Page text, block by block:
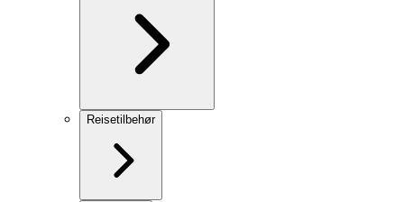
Reisetilbehør